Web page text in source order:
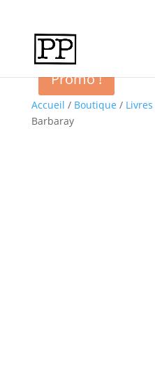
Accueil / Boutique / Livres
Barbaray
Promo !